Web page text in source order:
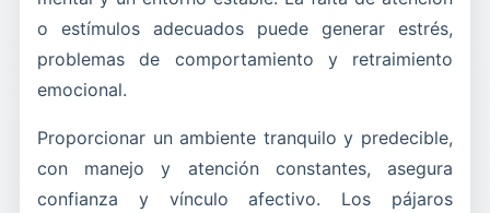
o estímulos adecuados puede generar estrés,
problemas de comportamiento y retraimiento
emocional.
Proporcionar un ambiente tranquilo y predecible,
con manejo y atención constantes, asegura
confianza y vínculo afectivo. Los pájaros